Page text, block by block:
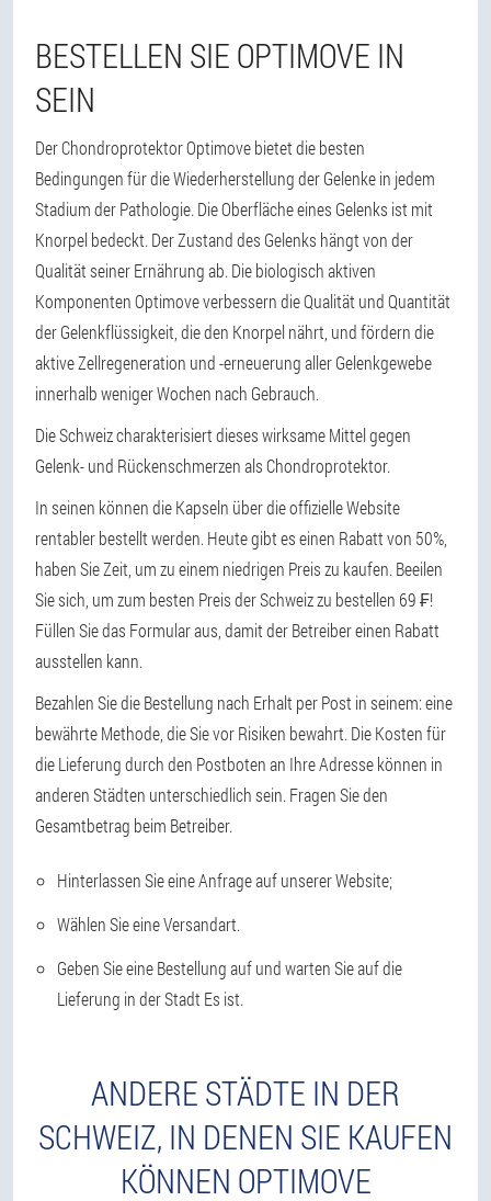
BESTELLEN SIE OPTIMOVE IN
SEIN
Der Chondroprotektor Optimove bietet die besten
Bedingungen für die Wiederherstellung der Gelenke in jedem
Stadium der Pathologie. Die Oberfläche eines Gelenks ist mit
Knorpel bedeckt. Der Zustand des Gelenks hängt von der
Qualität seiner Ernährung ab. Die biologisch aktiven
Komponenten Optimove verbessern die Qualität und Quantität
der Gelenkflüssigkeit, die den Knorpel nährt, und fördern die
aktive Zellregeneration und -erneuerung aller Gelenkgewebe
innerhalb weniger Wochen nach Gebrauch.
Die Schweiz charakterisiert dieses wirksame Mittel gegen
Gelenk- und Rückenschmerzen als Chondroprotektor.
In seinen können die Kapseln über die offizielle Website
rentabler bestellt werden. Heute gibt es einen Rabatt von 50%,
haben Sie Zeit, um zu einem niedrigen Preis zu kaufen. Beeilen
Sie sich, um zum besten Preis der Schweiz zu bestellen 69 ₣!
Füllen Sie das Formular aus, damit der Betreiber einen Rabatt
ausstellen kann.
Bezahlen Sie die Bestellung nach Erhalt per Post in seinem: eine
bewährte Methode, die Sie vor Risiken bewahrt. Die Kosten für
die Lieferung durch den Postboten an Ihre Adresse können in
anderen Städten unterschiedlich sein. Fragen Sie den
Gesamtbetrag beim Betreiber.
Hinterlassen Sie eine Anfrage auf unserer Website;
Wählen Sie eine Versandart.
Geben Sie eine Bestellung auf und warten Sie auf die
Lieferung in der Stadt Es ist.
ANDERE STÄDTE IN DER
SCHWEIZ, IN DENEN SIE KAUFEN
KÖNNEN OPTIMOVE